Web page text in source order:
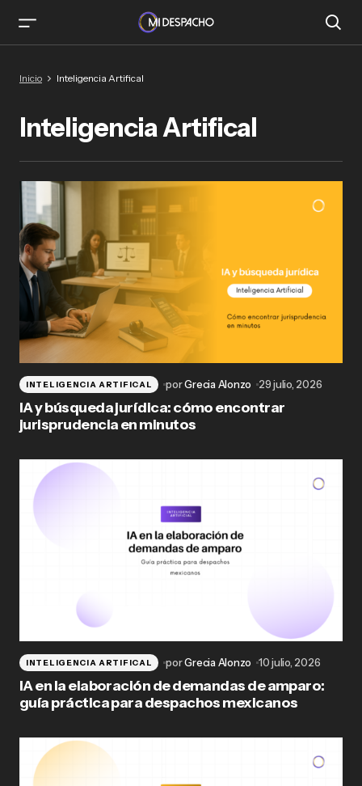
Inicio Inteligencia Artifical
Inteligencia Artifical
INTELIGENCIA ARTIFICAL porGrecia Alonzo 29 julio, 2026
IA y búsqueda jurídica: cómo encontrar
jurisprudencia en minutos
INTELIGENCIA ARTIFICAL porGrecia Alonzo 10 julio, 2026
IA en la elaboración de demandas de amparo:
guía práctica para despachos mexicanos